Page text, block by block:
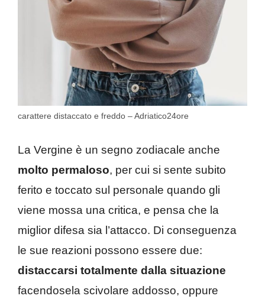
carattere distaccato e freddo – Adriatico24ore
La Vergine è un segno zodiacale anche
molto permaloso, per cui si sente subito
ferito e toccato sul personale quando gli
viene mossa una critica, e pensa che la
miglior difesa sia l’attacco. Di conseguenza
le sue reazioni possono essere due:
distaccarsi totalmente dalla situazione
facendosela scivolare addosso, oppure